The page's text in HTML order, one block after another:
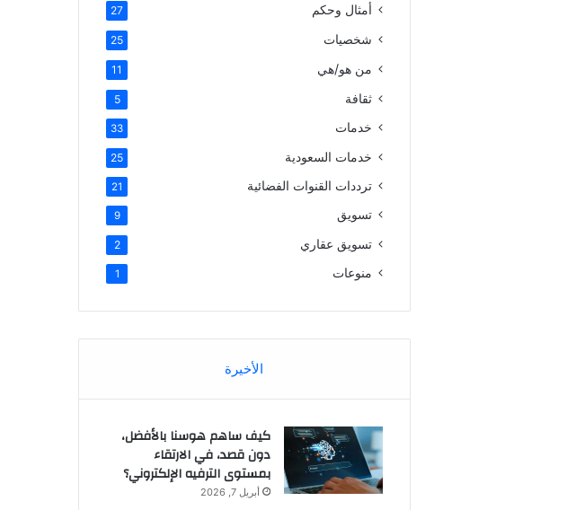
أمثال وحكم 27
شخصيات 25
من هو/هي 11
ثقافة 5
خدمات 33
خدمات السعودية 25
ترددات القنوات الفضائية 21
تسويق 9
تسويق عقاري 2
منوعات 1
الأخيرة
كيف ساهم هوسنا بالأفضل،
دون قصد، في الارتقاء
بمستوى الترفيه الإلكتروني؟
أبريل 7, 2026